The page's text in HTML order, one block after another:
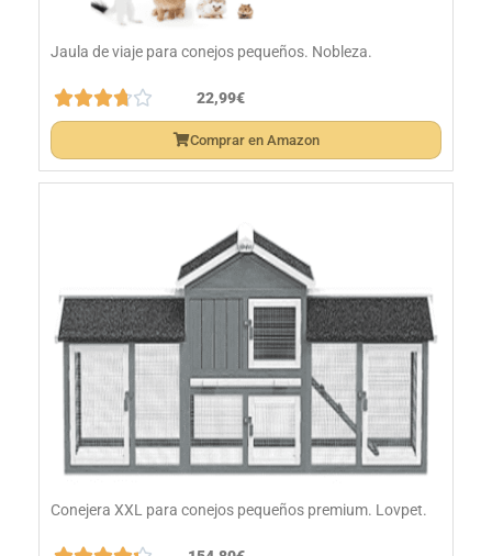
Jaula de viaje para conejos pequeños. Nobleza.
 22,99€
Comprar en Amazon
Conejera XXL para conejos pequeños premium. Lovpet.